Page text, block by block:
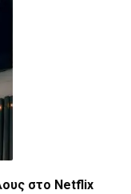
στο Netflix